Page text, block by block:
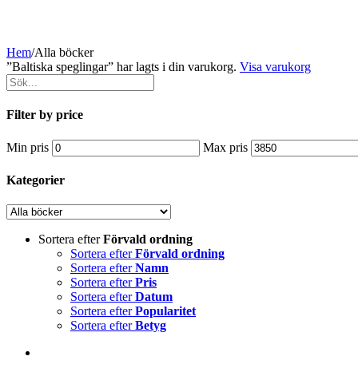
Hem/Alla böcker
”Baltiska speglingar” har lagts i din varukorg. Visa varukorg
Filter by price
Min pris Max pris
Kategorier
Sortera efterFörvald ordning
Sortera efterFörvald ordning
Sortera efterNamn
Sortera efterPris
Sortera efterDatum
Sortera efterPopularitet
Sortera efterBetyg